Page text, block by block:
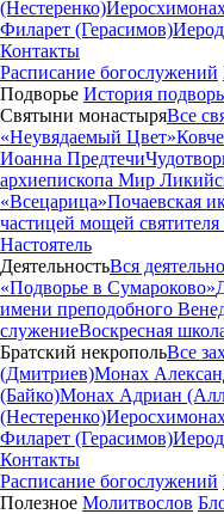
(Нестеренко)
Филарет (Герасимов)
Контакты
Расписание богослужений
Подворье История
Святыни монастыряВсе
«Неувядаемый Цвет»
Иоанна Предтечи
архиепископа Мир
«Всецарица»Почаевская
частицей мощей
Настоятель
ДеятельностьВся
«Подворье в Сумароково»
имени преподобного
служениеВоскресная
Братский некропольВсе
(Дмитриев)Монах
(Байко)Монах Адриан
(Нестеренко)
Филарет (Герасимов)
Контакты
Расписание богослужений
Полезное Молитвослов